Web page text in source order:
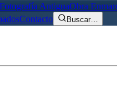
Fotografía AntiguaObra
Contacto Buscar…